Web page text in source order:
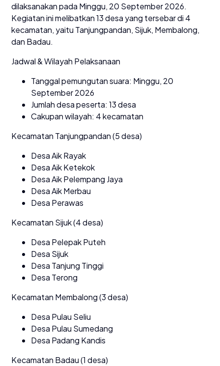
dilaksanakan pada Minggu, 20 September 2026.
Kegiatan ini melibatkan 13 desa yang tersebar di 4
kecamatan, yaitu Tanjungpandan, Sijuk, Membalong,
dan Badau.
Jadwal & Wilayah Pelaksanaan
Tanggal pemungutan suara: Minggu, 20
September 2026
Jumlah desa peserta: 13 desa
Cakupan wilayah: 4 kecamatan
Kecamatan Tanjungpandan (5 desa)
Desa Aik Rayak
Desa Aik Ketekok
Desa Aik Pelempang Jaya
Desa Aik Merbau
Desa Perawas
Kecamatan Sijuk (4 desa)
Desa Pelepak Puteh
Desa Sijuk
Desa Tanjung Tinggi
Desa Terong
Kecamatan Membalong (3 desa)
Desa Pulau Seliu
Desa Pulau Sumedang
Desa Padang Kandis
Kecamatan Badau (1 desa)